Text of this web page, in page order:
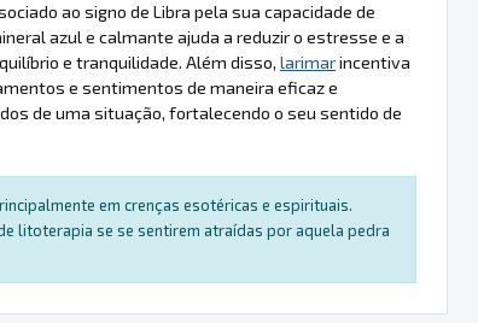
ao signo de Libra pela sua capacidade de
azul e calmante ajuda a reduzir o estresse e a
e tranquilidade. Além disso, larimarincentiva
e sentimentos de maneira eficaz e
de uma situação, fortalecendo o seu sentido de
em crenças esotéricas e espirituais.
litoterapia se se sentirem atraídas por aquela pedra